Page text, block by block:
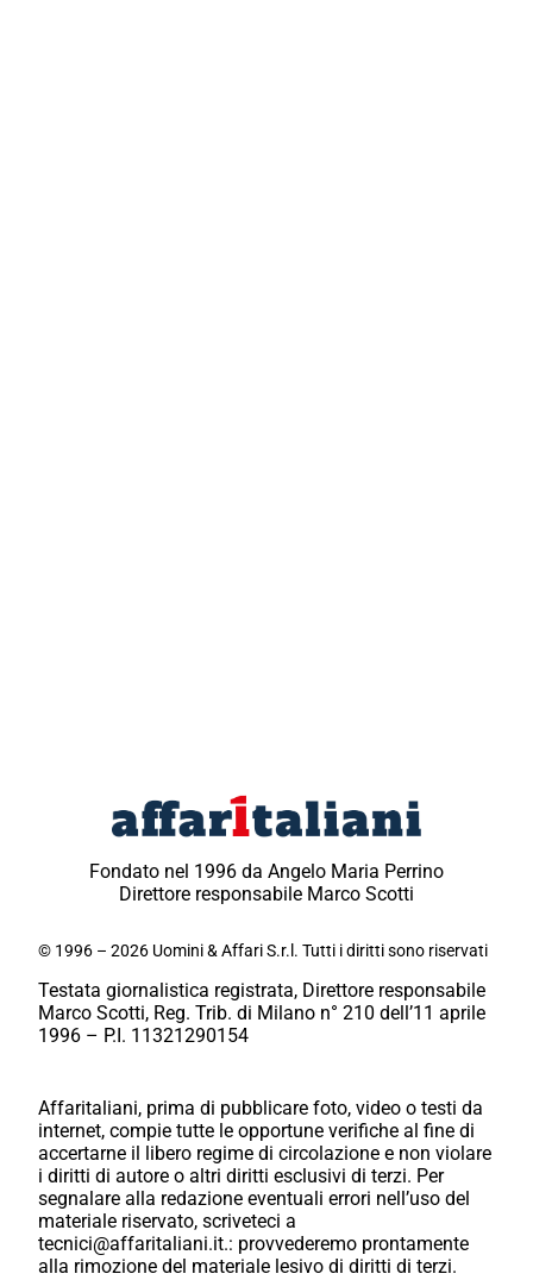
Fondato nel 1996 da Angelo Maria Perrino
Direttore responsabile Marco Scotti
© 1996 – 2026 Uomini & Affari S.r.l. Tutti i diritti sono riservati
Testata giornalistica registrata, Direttore responsabile
Marco Scotti, Reg. Trib. di Milano n° 210 dell’11 aprile
1996 – P.I. 11321290154
Affaritaliani, prima di pubblicare foto, video o testi da
internet, compie tutte le opportune verifiche al fine di
accertarne il libero regime di circolazione e non violare
i diritti di autore o altri diritti esclusivi di terzi. Per
segnalare alla redazione eventuali errori nell’uso del
materiale riservato, scriveteci a
tecnici@affaritaliani.it.: provvederemo prontamente
alla rimozione del materiale lesivo di diritti di terzi.